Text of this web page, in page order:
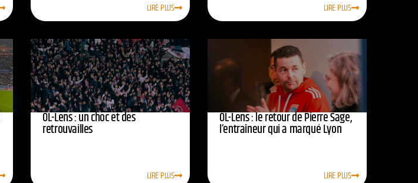
LIRE PLUS LIRE PLUS
OL-Lens : un choc et des
retrouvailles
LIRE PLUS
OL-Lens : le retour de Pierre Sage,
l’entraîneur qui a marqué Lyon
LIRE PLUS